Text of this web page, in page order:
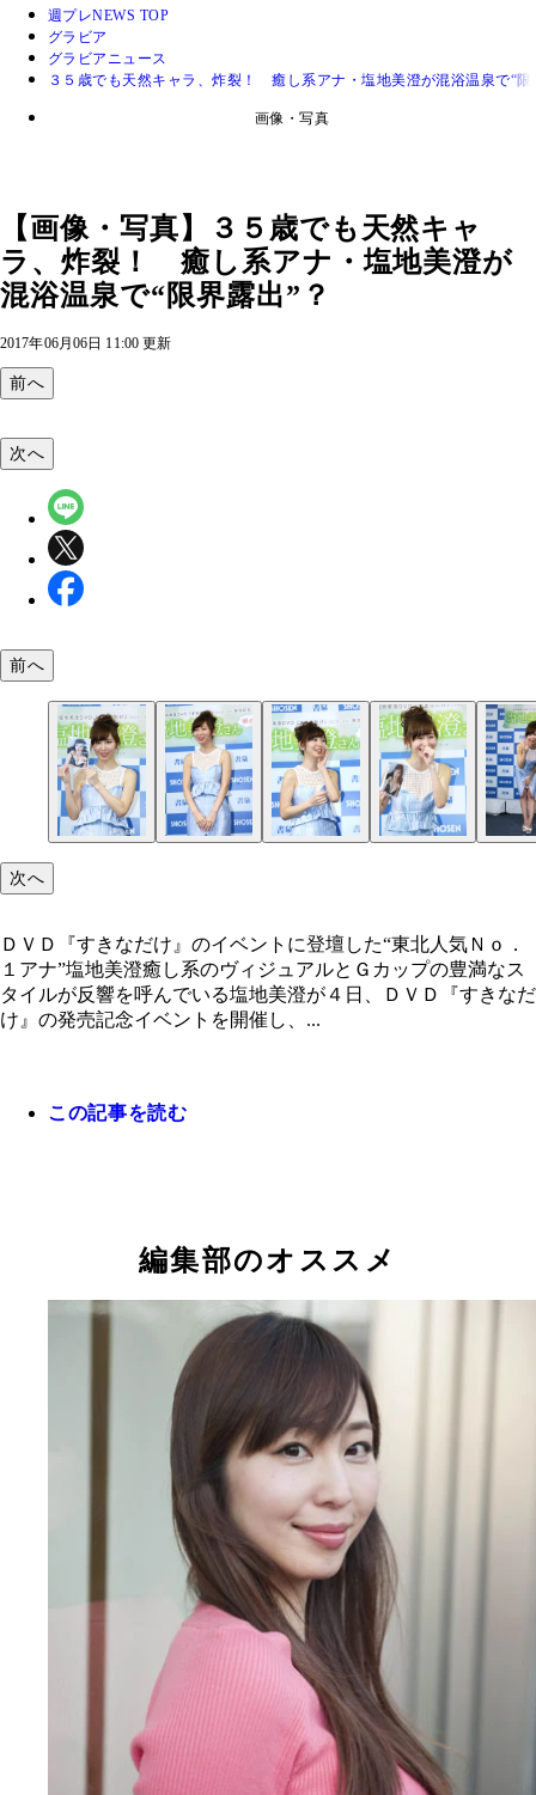
週プレNEWS TOP
グラビア
グラビアニュース
３５歳でも天然キャラ、炸裂！ 癒し系アナ・塩地美澄が混浴温泉で“限
画像・写真
【画像・写真】３５歳でも天然キャ
ラ、炸裂！ 癒し系アナ・塩地美澄が
混浴温泉で“限界露出”？
2017年06月06日 11:00 更新
前へ
次へ
前へ
次へ
ＤＶＤ『すきなだけ』のイベントに登壇した“東北人気Ｎｏ．
１アナ”塩地美澄癒し系のヴィジュアルとＧカップの豊満なス
タイルが反響を呼んでいる塩地美澄が４日、ＤＶＤ『すきなだ
け』の発売記念イベントを開催し、...
この記事を読む
編集部のオススメ